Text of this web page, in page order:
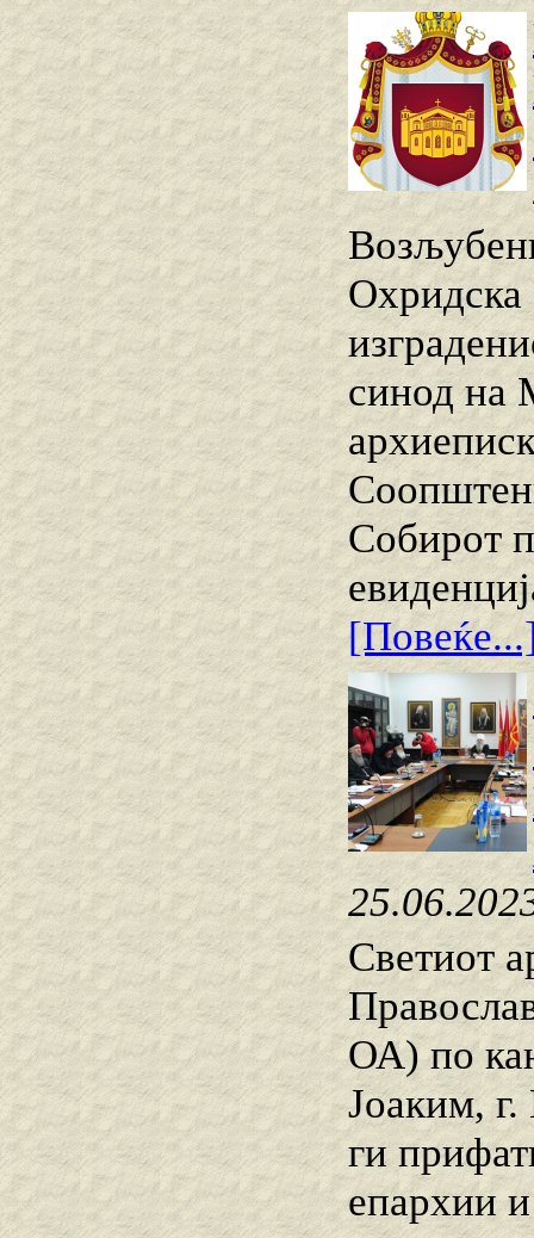
Охридска
синод на
Собирот
Светиот
ОА) по
Јоаким,
ги
епархии